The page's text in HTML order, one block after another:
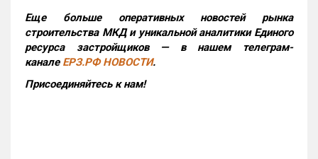
Еще больше оперативных новостей рынка
строительства МКД и уникальной аналитики Единого
ресурса застройщиков — в нашем телеграм-
канале ЕРЗ.РФ НОВОСТИ.
Присоединяйтесь к нам!